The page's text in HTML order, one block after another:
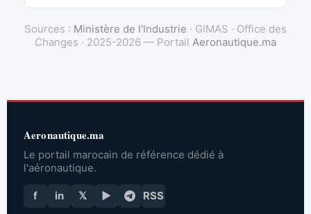
Sources : Ministère de l'Industrie · GIMAS · Office des
Changes · 2025-2026 — Portail Aeronautique.ma
Aeronautique.ma
Le portail marocain de référence dédié à
l'aéronautique.
f in 𝕏 ▶ RSS